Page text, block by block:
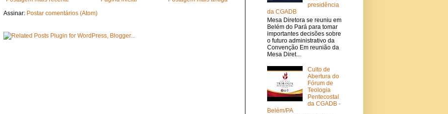
Assinar: Postar comentários (Atom)
presidência
da CGADB
Mesa Diretora se reuniu em
Belém do Pará para tomar
importantes decisões sobre
o futuro administrativo da
Convenção Em reunião da
Mesa Diret...
Culto de
Abertura do
Fórum de
Teologia
Pentecostal
da CGADB -
Belém/PA